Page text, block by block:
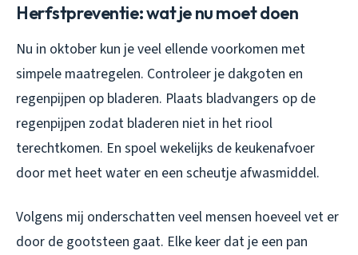
Herfstpreventie: wat je nu moet doen
Nu in oktober kun je veel ellende voorkomen met
simpele maatregelen. Controleer je dakgoten en
regenpijpen op bladeren. Plaats bladvangers op de
regenpijpen zodat bladeren niet in het riool
terechtkomen. En spoel wekelijks de keukenafvoer
door met heet water en een scheutje afwasmiddel.
Volgens mij onderschatten veel mensen hoeveel vet er
door de gootsteen gaat. Elke keer dat je een pan